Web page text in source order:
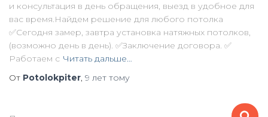
и консультация в день обращения, выезд в удобное для
вас время.Найдем решение для любого потолка
✅Сегодня замер, завтра установка натяжных потолков,
(возможно день в день). ✅Заключение договора. ✅
Работаем с Читать дальше…
От Potolokpiter, 9 лет тому